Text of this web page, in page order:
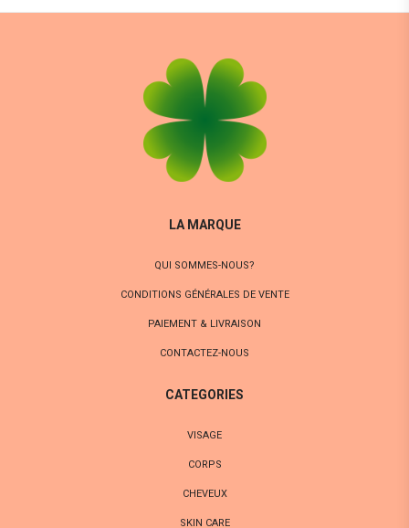
LA MARQUE
QUI SOMMES-NOUS?
CONDITIONS GÉNÉRALES DE VENTE
PAIEMENT & LIVRAISON
CONTACTEZ-NOUS
CATEGORIES
VISAGE
CORPS
CHEVEUX
SKIN CARE